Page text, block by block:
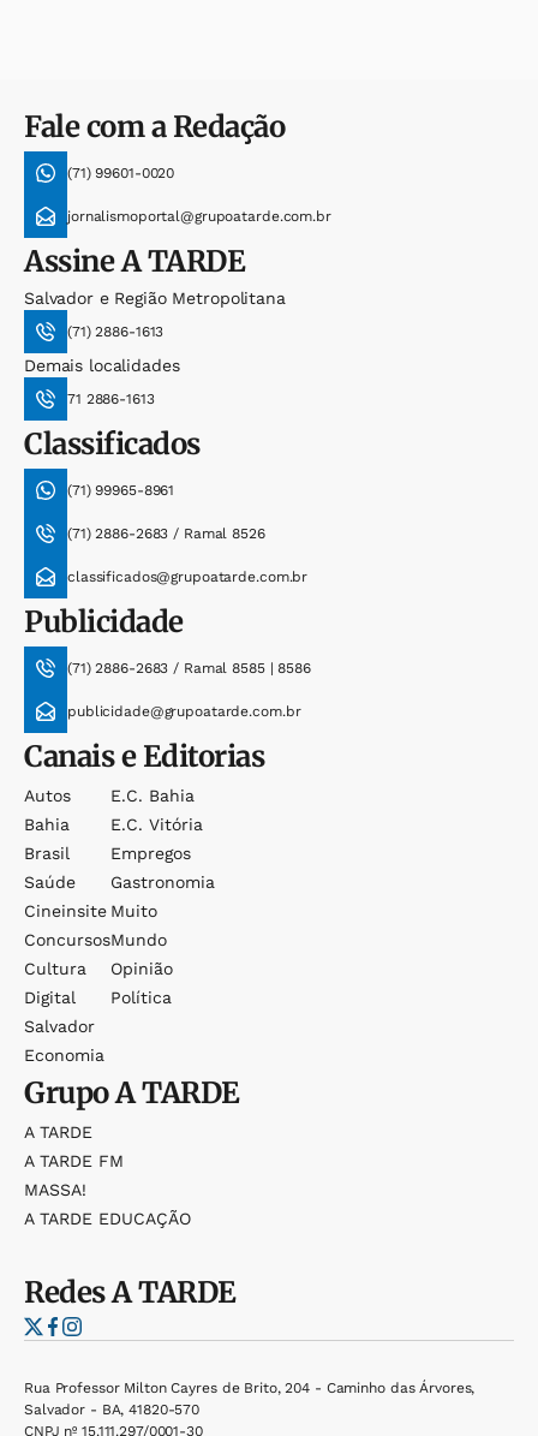
Fale com a Redação
(71) 99601-0020
jornalismoportal@grupoatarde.com.br
AssineA TARDE
Salvador e Região Metropolitana
(71) 2886-1613
Demais localidades
71 2886-1613
Classificados
(71) 99965-8961
(71) 2886-2683 / Ramal 8526
classificados@grupoatarde.com.br
Publicidade
(71) 2886-2683 / Ramal 8585 | 8586
publicidade@grupoatarde.com.br
Canais e Editorias
Autos
Bahia
Brasil
Saúde
Cineinsite
Concursos
Cultura
Digital
Salvador
Economia
E.c. Bahia
E.c. Vitória
Empregos
Gastronomia
Muito
Mundo
Opinião
Política
GrupoA TARDE
A TARDE
A TARDE FM
MASSA!
A TARDE EDUCAÇÃO
RedesA TARDE
Rua Professor Milton Cayres de Brito, 204 - Caminho das Árvores,
Salvador - BA, 41820-570
CNPJ nº 15.111.297/0001-30